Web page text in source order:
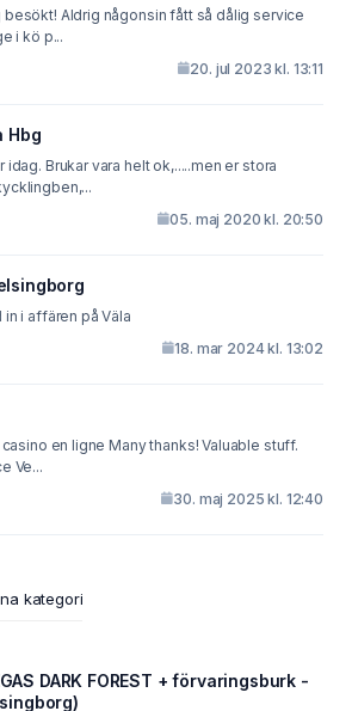
besökt! Aldrig någonsin fått så dålig service
i kö p...
20. jul 2023 kl. 13:11
Hbg
idag. Brukar vara helt ok,.....men er stora
05. maj 2020 kl. 20:50
i affären på Väla
18. mar 2024 kl. 13:02
en ligne Many thanks! Valuable stuff.
Ve...
30. maj 2025 kl. 12:40
kategori
DARK FOREST + förvaringsburk -